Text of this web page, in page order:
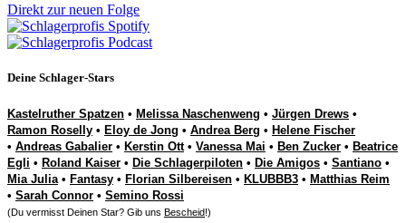
Direkt zur neuen Folge
Deine Schlager-Stars
Kastelruther Spatzen • Melissa Naschenweng • Jürgen Drews •
Ramon Roselly • Eloy de Jong • Andrea Berg • Helene Fischer
• Andreas Gabalier • Kerstin Ott• Vanessa Mai • Ben Zucker • Beatrice
Egli • Roland Kaiser • Die Schlagerpiloten • Die Amigos • Santiano •
Mia Julia• Fantasy • Florian Silbereisen • KLUBBB3 • Matthias Reim
• Sarah Connor • Semino Rossi
(Du vermisst Deinen Star? Gib uns Bescheid!)